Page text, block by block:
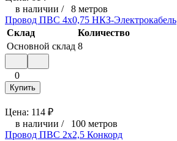
в наличии / 8 метров
Провод ПВС 4х0,75 НКЗ-Электрокабель
Склад
Количество
Основной склад 8
0
Купить
Цена: 114 ₽
в наличии / 100 метров
Провод ПВС 2х2,5 Конкорд